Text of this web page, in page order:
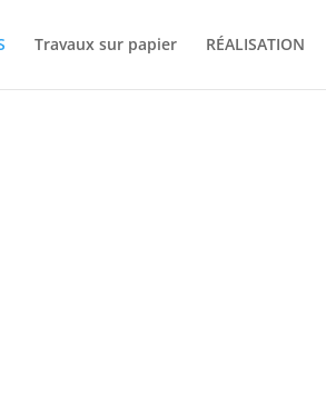
Travaux sur papier RÉALISATION